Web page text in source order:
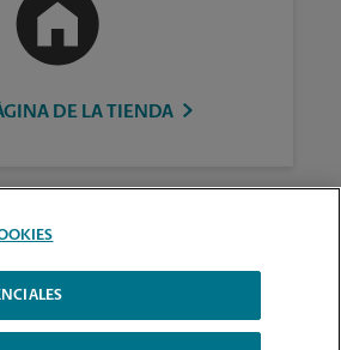
DE LA TIENDA